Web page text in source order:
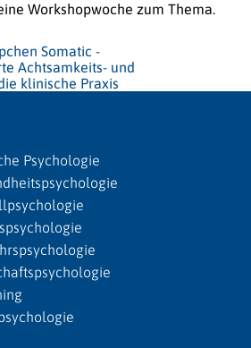
Workshopwoche zum Thema.
Somatic -
Achtsamkeits- und
klinische Praxis
Psychologie